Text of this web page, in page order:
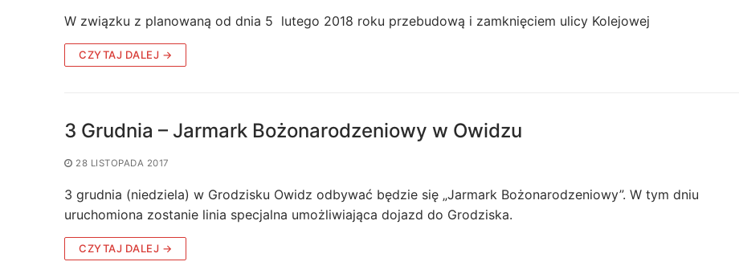
W związku z planowaną od dnia 5 lutego 2018 roku przebudową i zamknięciem ulicy Kolejowej
CZYTAJ DALEJ →
3 Grudnia – Jarmark Bożonarodzeniowy w Owidzu
28 LISTOPADA 2017
3 grudnia (niedziela) w Grodzisku Owidz odbywać będzie się „Jarmark Bożonarodzeniowy”. W tym dniu
uruchomiona zostanie linia specjalna umożliwiająca dojazd do Grodziska.
CZYTAJ DALEJ →